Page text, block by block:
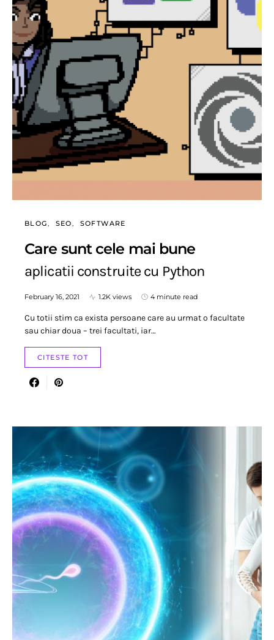
BLOG SEO SOFTWARE
Care sunt cele mai bune
aplicatii construite cu Python
February 16, 2021 1.2K views 4 minute read
Cu totii stim ca exista persoane care au urmat o facultate
sau chiar doua – trei facultati, iar…
CITESTE TOT